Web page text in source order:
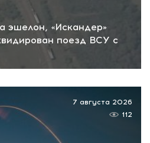
эшелон, «Искандер»
поезд ВСУ с
7 августа 2026
112